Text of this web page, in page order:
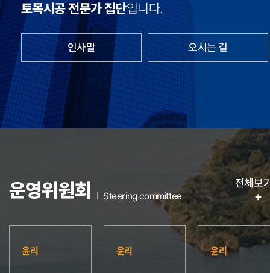
토목시공 전문가 집단입니다.
인사말 오시는 길
운영위원회 Steering committee
전체보
+
윤리 윤리 윤리